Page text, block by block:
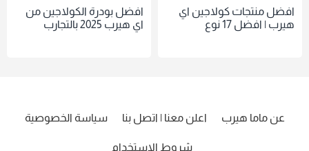
افضل منتجات كولاجين اي
هيرب | افضل 17 نوع
افضل بودرة الكولاجين من
اي هيرب 2025 بالتجارب
عن ماما هيرب اعلن معنا | اتصل بنا سياسة الخصوصية
شروط الاستخدام